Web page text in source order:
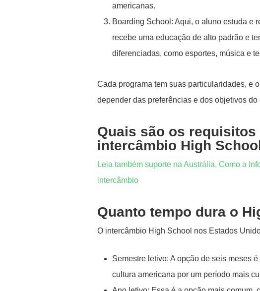
americanas.
Boarding School: Aqui, o aluno estuda e
recebe uma educação de alto padrão e
diferenciadas, como esportes, música e
Cada programa tem suas particularidades, e
depender das preferências e dos objetivos
Quais são os requisitos
intercâmbio High
Leia também suporte na Austrália. Como a
intercâmbio
Quanto tempo dura o
O intercâmbio High School nos Estados
Semestre letivo: A opção de seis meses
cultura americana por um período mais